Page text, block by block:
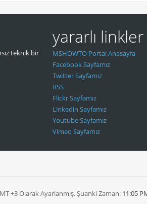
teknik bir
yararlı linkler
MSHOWTO Portal Anasayfa
Facebook Sayfamız
Twitter Sayfamız
RSS
Flickr Sayfamız
Linkedin Sayfamız
Youtube Sayfamız
Vimeo Sayfamız
+3 Olarak Ayarlanmış. Şuanki Zaman: 11:05